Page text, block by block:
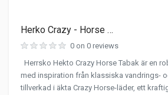
Herko Crazy - Horse …
0 on 0 reviews
Herrsko Hekto Crazy Horse Tabak är en
med inspiration från klassiska vandrings-
tillverkad i äkta Crazy Horse-läder, ett